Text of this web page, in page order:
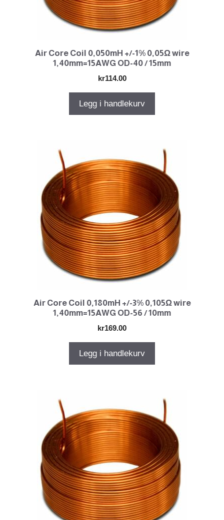
Air Core Coil 0,050mH +/-1% 0,05Ω wire
1,40mm=15AWG OD-40 / 15mm
kr114.00
Legg i handlekurv
Air Core Coil 0,180mH +/-3% 0,105Ω wire
1,40mm=15AWG OD-56 / 10mm
kr169.00
Legg i handlekurv